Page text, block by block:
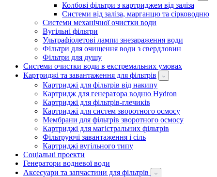
Колбові фільтри з картриджем від заліза
Системи від заліза, марганцю та сірководню
Системи механічної очистки води
Вугільні фільтри
Ультрафіолетові лампи знезараження води
Фільтри для очищення води з свердловин
Фільтри для душу
Системи очистки води в екстремальних умовах
Картриджі та завантаження для фільтрів
Картриджі для фільтрів від накипу
Картридж для генератора водню Hydron
Картриджі для фільтрів-глечиків
Картриджі для систем зворотного осмосу
Мембрани для фільтрів зворотного осмосу
Картриджі для магістральних фільтрів
Фільтруючі завантаження і сіль
Картриджі вугільного типу
Соціальні проекти
Генератори водневої води
Аксесуари та запчастини для фільтрів